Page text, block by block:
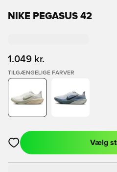
NIKE PEGASUS 42
1.049 kr.
TILGÆNGELIGE FARVER
Åbner en Modal til at logge ind
Vælg